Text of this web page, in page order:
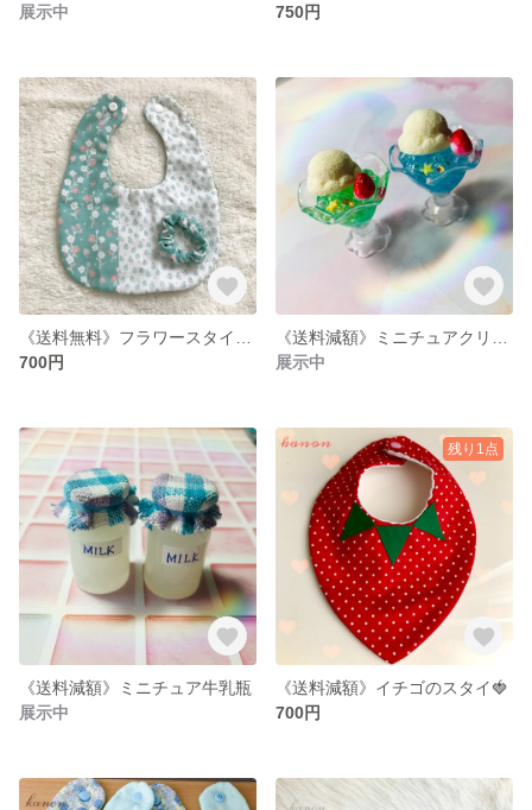
展示中
750円
700円
展示中
《送料減額》ミニチュア牛乳瓶
展示中
残り1点
《送料減額》イチゴのスタイ🍓
700円